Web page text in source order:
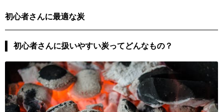
初心者さんに最適な炭
初心者さんに扱いやすい炭ってどんなもの？